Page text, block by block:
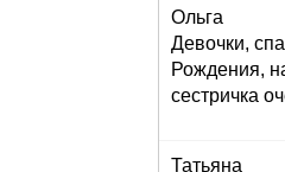
Ольга
Девочки,
Рождения,
сестричка
Татьяна